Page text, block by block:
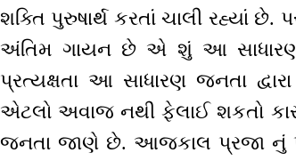
શક્તિ પુરુષાર્થ કરતાં ચાલી રહ્યાં
અંતિમ ગાયન છે એ શું આ સાધારણ
પ્રત્યક્ષતા આ સાધારણ જનતા
એટલો અવાજ નથી ફેલાઈ શકતો
જનતા જાણે છે. આજકાલ પ્રજા નું